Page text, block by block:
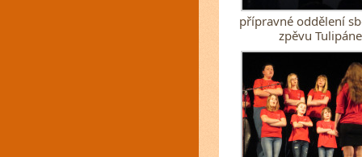
přípravné oddělení
zpěvu